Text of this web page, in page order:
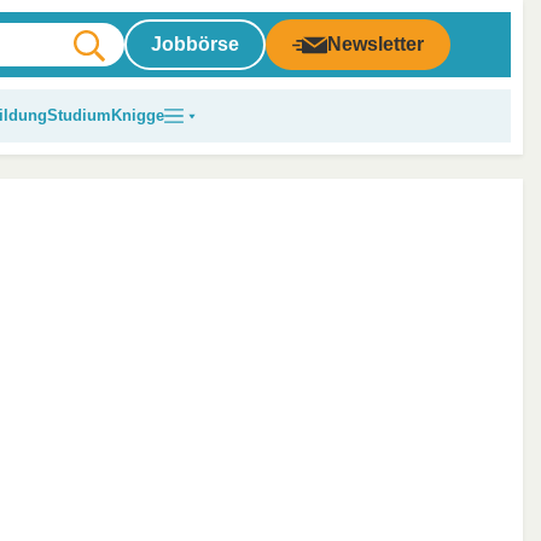
Jobbörse Newsletter
Studium Knigge